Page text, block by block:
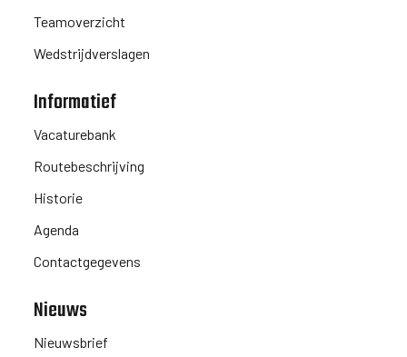
Teamoverzicht
Wedstrijdverslagen
Informatief
Vacaturebank
Routebeschrijving
Historie
Agenda
Contactgegevens
Nieuws
Nieuwsbrief